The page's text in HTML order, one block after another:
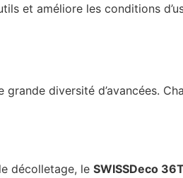
et améliore les conditions
diversité d’avancées.
décolletage, le SWISSDeco